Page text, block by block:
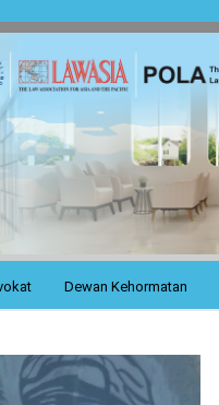
Dewan Kehormatan